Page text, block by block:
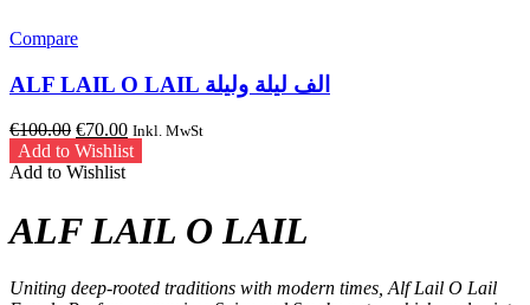
Compare
ALF LAIL O LAIL الف ليلة وليلة
€100.00 Original
price
was:
€70.00Current
price
Inkl. MwSt
Add to Wishlist
Add to Wishlist
ALF LAIL O LAIL
Uniting deep-rooted traditions with modern times, Alf Lail O Lail